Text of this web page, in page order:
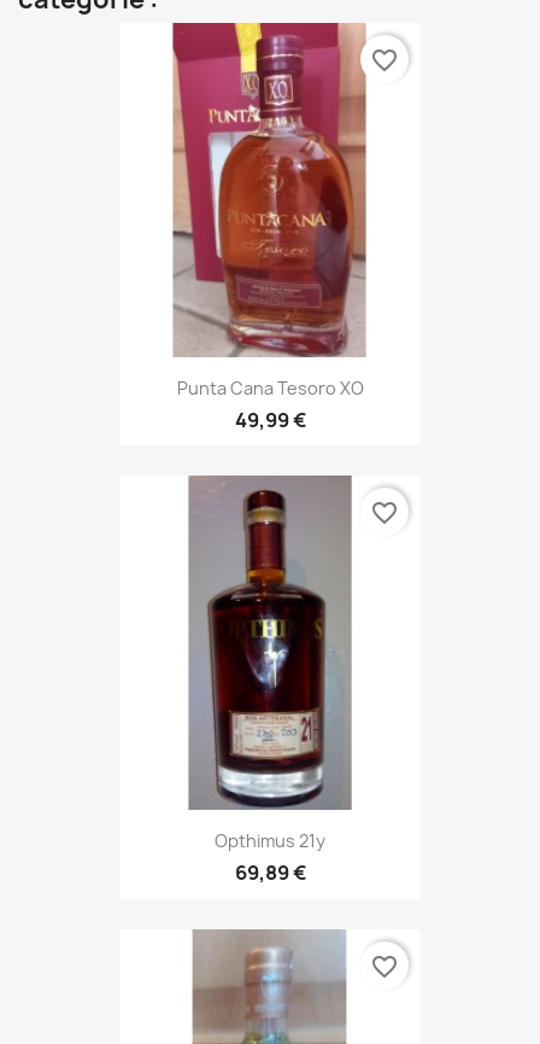
Punta Cana Tesoro XO
49,99 €
favorite_border
Opthimus 21y
69,89 €
favorite_border
favorite_border